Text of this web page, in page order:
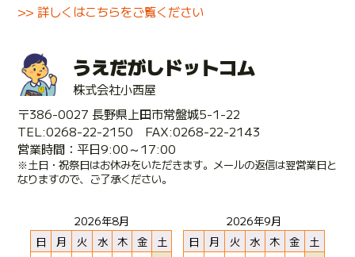
>> 詳しくはこちらをご覧ください
うえだがしドットコム
株式会社小西屋
〒386-0027 長野県上田市常盤城5-1-22
TEL:0268-22-2150 FAX:0268-22-2143
営業時間：平日9:00～17:00
※土日・祝祭日はお休みをいただきます。メールの返信は翌営業日と
なりますので、ご了承ください。
2026年8月
日
月 火 水 木 金
土
2026年9月
日
月 火 水 木 金
土